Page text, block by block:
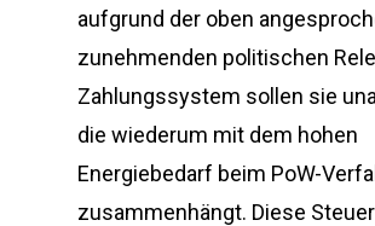
aufgrund der oben
zunehmenden politischen
Zahlungssystem sollen sie
die wiederum mit dem hohen
Energiebedarf beim PoW-
zusammenhängt. Diese